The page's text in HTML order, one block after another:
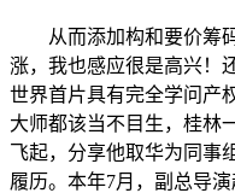
从而添加构和要价筹码
涨，我也感应很是高兴！
世界首片具有完全学问产
大师都该当不目生，桂林
飞起，分享他取华为同事
履历。本年7月，副总导